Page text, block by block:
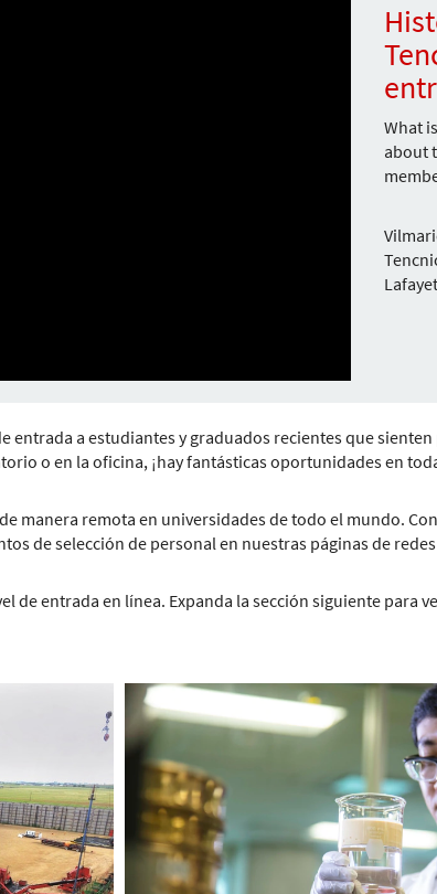
What
about
entrada a estudiantes y graduados recientes que
o en la oficina, ¡hay fantásticas oportunidades en
manera remota en universidades de todo el mundo.
de selección de personal en nuestras páginas de
de entrada en línea. Expanda la sección siguiente